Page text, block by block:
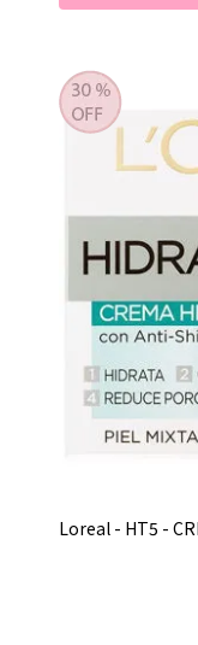
Loreal - HT5 -